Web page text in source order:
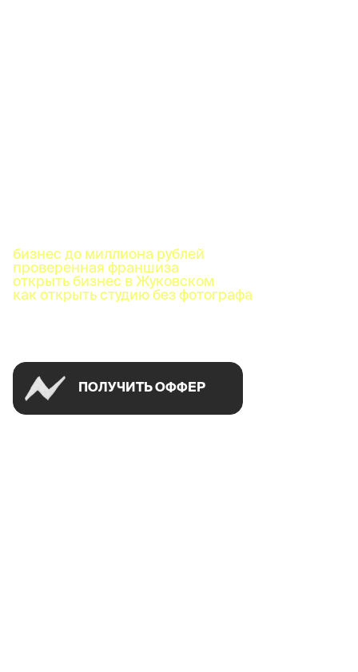
бизнес до миллиона рублей
проверенная франшиза
открыть бизнес в Жуковском
как открыть студию без фотографа
ПОЛУЧИТЬ ОФФЕР